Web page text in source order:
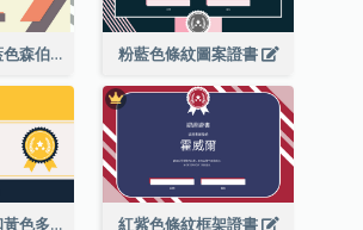
黃色，橙色和藍色森伯斯特證書 粉藍色條紋圖案證書
帶徽章的藍色和黃色多邊形證書 紅紫色條紋框架證書